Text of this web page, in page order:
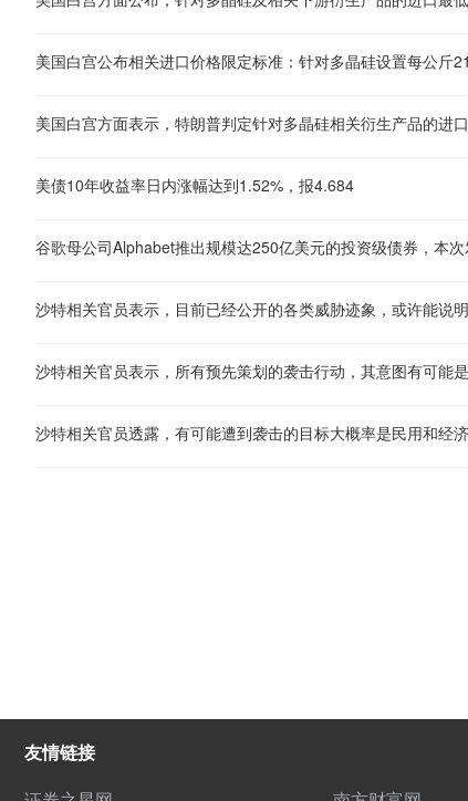
美国白宫方面表示，特朗普判定针对多晶硅相关衍生产品的进
美债10年收益率日内涨幅达到1.52%，报4.684
沙特相关官员表示，所有预先策划的袭击行动，其意图有可能
沙特相关官员透露，有可能遭到袭击的目标大概率是民用和经
友情链接